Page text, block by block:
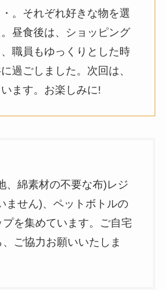
。それぞれ好きな物を選
昼食後は、ショッピング
職員もゆっくりとした時
過ごしました。次回は、
ます。お楽しみに!
、綿素材の不要な布)レジ
ません)、ペットボトルの
を集めています。ご自宅
ご協力お願いいたしま